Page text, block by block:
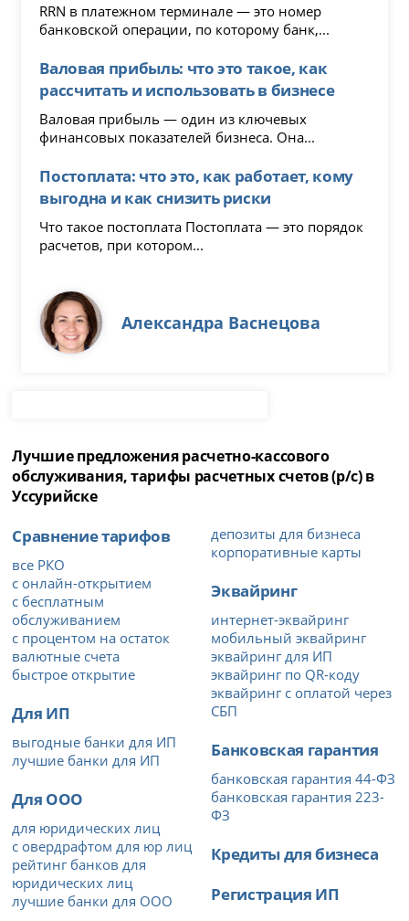
RRN в платежном терминале — это номер
банковской операции, по которому банк,...
Валовая прибыль: что это такое, как
рассчитать и использовать в бизнесе
Валовая прибыль — один из ключевых
финансовых показателей бизнеса. Она...
Постоплата: что это, как работает, кому
выгодна и как снизить риски
Что такое постоплата Постоплата — это порядок
расчетов, при котором...
Александра Васнецова
Лучшие предложения расчетно-кассового
обслуживания, тарифы расчетных счетов (р/с) в
Уссурийске
Сравнение тарифов
все РКО
с онлайн-открытием
с бесплатным
обслуживанием
с процентом на остаток
валютные счета
быстрое открытие
Для ИП
выгодные банки для ИП
лучшие банки для ИП
Для ООО
для юридических лиц
с овердрафтом для юр лиц
рейтинг банков для
юридических лиц
лучшие банки для ООО
депозиты для бизнеса
корпоративные карты
Эквайринг
интернет-эквайринг
мобильный эквайринг
эквайринг для ИП
эквайринг по QR-коду
эквайринг с оплатой через
СБП
Банковская гарантия
банковская гарантия 44-ФЗ
банковская гарантия 223-
ФЗ
Кредиты для бизнеса
Регистрация ИП